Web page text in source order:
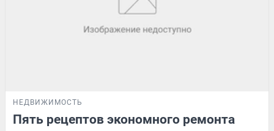
НЕДВИЖИМОСТЬ
Пять рецептов экономного ремонта